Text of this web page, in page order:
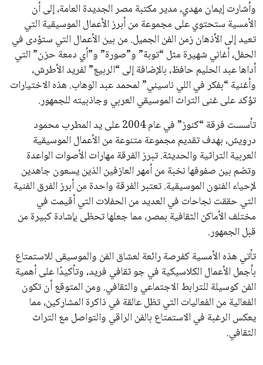
وأشارت إيمان مهدي، مدير مكتبة مصر الجديدة العامة، إلى أن
الأمسية ستحتوي على مجموعة من أبرز الأعمال الموسيقية التي
تعيد إلى الأذهان زمن الفن الجميل. من بين الأعمال التي ستؤدى في
الحفل، أغاني شهيرة مثل “توبة” و”صورة” و”أي دمعة حزن” التي
أداها عبد الحليم حافظ، بالإضافة إلى “الربيع” لفريد الأطرش،
وأغنية “بفكر في اللي ناسيني” لمحمد عبد الوهاب. هذه الاختيارات
تؤكد على غنى التراث الموسيقي العربي وجاذبيته للجمهور.
تأسست فرقة “كنوز” في عام 2004 على يد المطرب محمود
درويش، بهدف تقديم مجموعة متنوعة من الأعمال الموسيقية
العربية التراثية والحديثة. تبرز الفرقة مهارات الأصوات الواعدة
وتضم بين صفوفها نخبة من أمهر العازفين الذين يسعون جاهدين
لإحياء الفنون الموسيقية. تعتبر الفرقة واحدة من أبرز الفرق الفنية
التي حققت نجاحات في العديد من الحفلات التي أقيمت في
مختلف الأماكن الثقافية بمصر، مما جعلها تحظى بإشادة كبيرة من
قبل الجمهور.
تأتي هذه الأمسية كفرصة رائعة لعشاق الفن والموسيقى للاستمتاع
بأجمل الأعمال الكلاسيكية في جو ثقافي فريد، وتأكيدًا على أهمية
الفن كوسيلة للترابط الاجتماعي والثقافي. ومن المتوقع أن تكون
الفعالية من الفعاليات التي تظل عالقة في ذاكرة المشاركين، مما
يعكس الرغبة في الاستمتاع بالفن الراقي والتواصل مع التراث
الثقافي.